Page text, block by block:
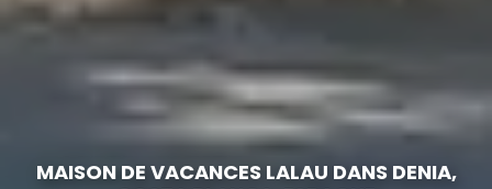
MAISON DE VACANCES LALAU DANS DENIA,